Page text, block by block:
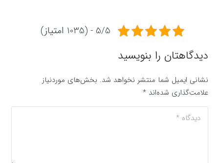
5/5 - (1035 امتیاز)
دیدگاهتان را بنویسید
نشانی ایمیل شما منتشر نخواهد شد. بخش‌های موردنیاز
علامت‌گذاری شده‌اند*